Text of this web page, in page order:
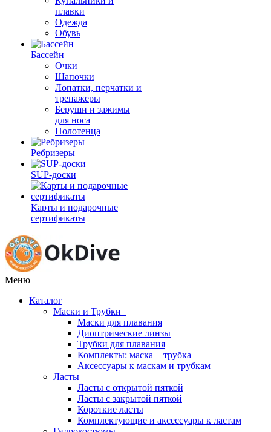
плавки
Одежда
Обувь
Бассейн
Очки
Шапочки
Лопатки, перчатки и
тренажеры
Беруши и зажимы
для носа
Полотенца
Ребризеры
SUP-доски
Карты и подарочные
сертификаты
Меню
Каталог
Маски и Трубки
Маски для плавания
Диоптрические линзы
Трубки для плавания
Комплекты: маска + трубка
Аксессуары к маскам и трубкам
Ласты
Ласты с открытой пяткой
Ласты с закрытой пяткой
Короткие ласты
Комплектующие и аксессуары к ластам